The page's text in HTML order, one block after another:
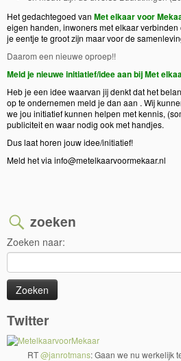
Het gedachtegoed van Met elkaar voor
eigen handen, inwoners met elkaar
je eentje te groot zijn maar voor de
Daarom een nieuwe oproep!!
Meld je nieuwe initiatief/idee aan bij Met
Heb je een idee waarvan jij denkt dat het
op te ondernemen meld je dan aan . Wij
we jou initiatief kunnen helpen met kennis,
publiciteit en waar nodig ook met handjes.
Dus laat horen jouw idee/initiatief!
Meld het via info@metelkaarvoormekaar.nl
zoeken
Zoeken naar:
Twitter
RT@janrotmans: Gaan we nu werkelijk